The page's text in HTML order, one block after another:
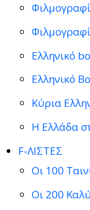
Ελληνικό
Ελληνικό
Κύρια
Η Ελλάδα
F-ΛΙΣΤΕΣ
Οι 100
Οι 200